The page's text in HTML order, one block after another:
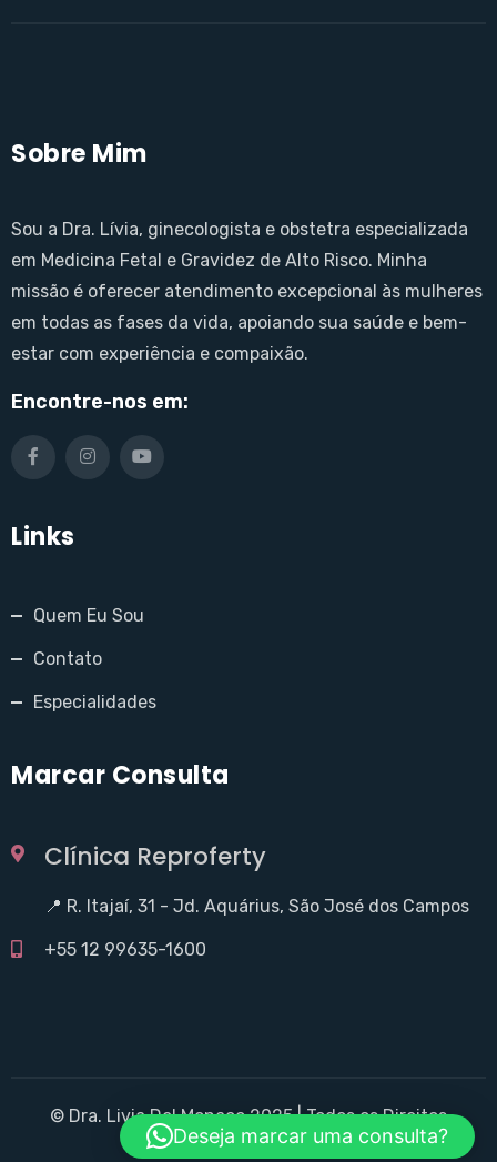
Sobre Mim
Sou a Dra. Lívia, ginecologista e obstetra especializada
em Medicina Fetal e Gravidez de Alto Risco. Minha
missão é oferecer atendimento excepcional às mulheres
em todas as fases da vida, apoiando sua saúde e bem-
estar com experiência e compaixão.
Encontre-nos em:
Links
Quem Eu Sou
Contato
Especialidades
Marcar Consulta
Clínica Reproferty
📍 R. Itajaí, 31 - Jd. Aquárius, São José dos Campos
+55 12 99635-1600
© Dra. Livia Del Monaco 2025 | Todos os Direitos
Reservados
Deseja marcar uma consulta?